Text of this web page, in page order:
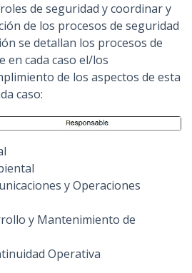
de seguridad y coordinar y
de los procesos de seguridad
se detallan los procesos de
en cada caso el/los
de los aspectos de esta
caso:
y Operaciones
y Mantenimiento de
Operativa